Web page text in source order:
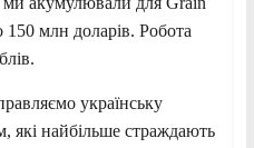
млн доларів. Робота
українську
які найбільше страждають